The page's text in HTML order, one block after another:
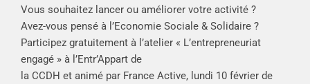
Vous souhaitez lancer ou améliorer votre activité ?
Avez-vous pensé à l’Economie Sociale & Solidaire ?
Participez gratuitement à l’atelier « L’entrepreneuriat
engagé » à l’Entr’Appart de
la CCDH et animé par France Active, lundi 10 février de